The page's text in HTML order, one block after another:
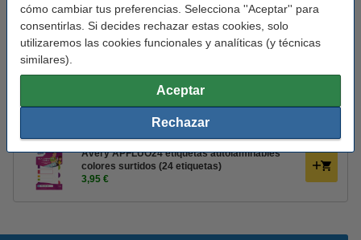
cómo cambiar tus preferencias. Selecciona ''Aceptar'' para
consentirlas. Si decides rechazar estas cookies, solo
utilizaremos las cookies funcionales y analíticas (y técnicas
similares).
Aceptar
Rechazar
Milan 430 Since 1918 Botella isotérmica de
acero inoxidable de 591 ml azul marino
14,50 €
Identifica tu material:
Avery APBAS24 etiquetas autolaminables
colores surtidos (24 etiquetas)
Avery APFLUO24 etiquetas autolaminables
colores surtidos (24 etiquetas)
3,95 €